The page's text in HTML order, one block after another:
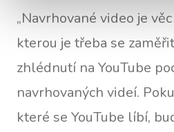
„Navrhované video je
kterou je třeba se
zhlédnutí na YouTube
navrhovaných videí.
které se YouTube líbí,